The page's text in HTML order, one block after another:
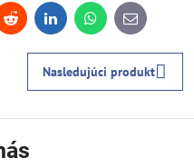
Reddit LinkedInWhatsApp
E-
mail
Nasledujúci produkt